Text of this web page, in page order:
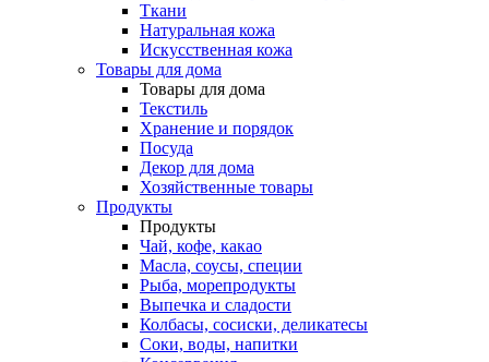
Ткани
Натуральная кожа
Искусственная кожа
Товары для дома
Товары для дома
Текстиль
Хранение и порядок
Посуда
Декор для дома
Хозяйственные товары
Продукты
Продукты
Чай, кофе, какао
Масла, соусы, специи
Рыба, морепродукты
Выпечка и сладости
Колбасы, сосиски, деликатесы
Соки, воды, напитки